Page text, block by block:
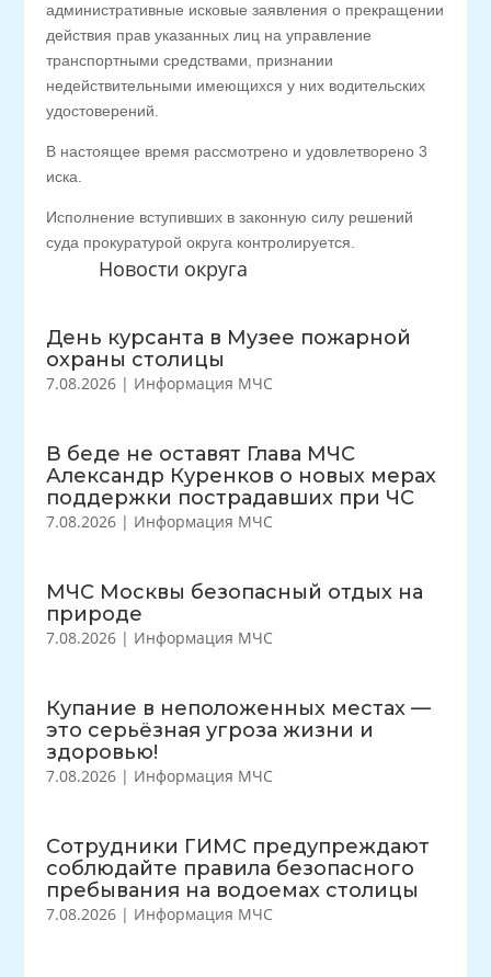
Новости округа
День курсанта в Музее пожарной
охраны столицы
7.08.2026 | Информация МЧС
В беде не оставят Глава МЧС
Александр Куренков о новых мерах
поддержки пострадавших при ЧС
7.08.2026 | Информация МЧС
МЧС Москвы безопасный отдых на
природе
7.08.2026 | Информация МЧС
Купание в неположенных местах —
это серьёзная угроза жизни и
здоровью!
7.08.2026 | Информация МЧС
Сотрудники ГИМС предупреждают
соблюдайте правила безопасного
пребывания на водоемах столицы
7.08.2026 | Информация МЧС
административные исковые заявления о прекращении
действия прав указанных лиц на управление
транспортными средствами, признании
недействительными имеющихся у них водительских
удостоверений.
В настоящее время рассмотрено и удовлетворено 3
иска.
Исполнение вступивших в законную силу решений
суда прокуратурой округа контролируется.